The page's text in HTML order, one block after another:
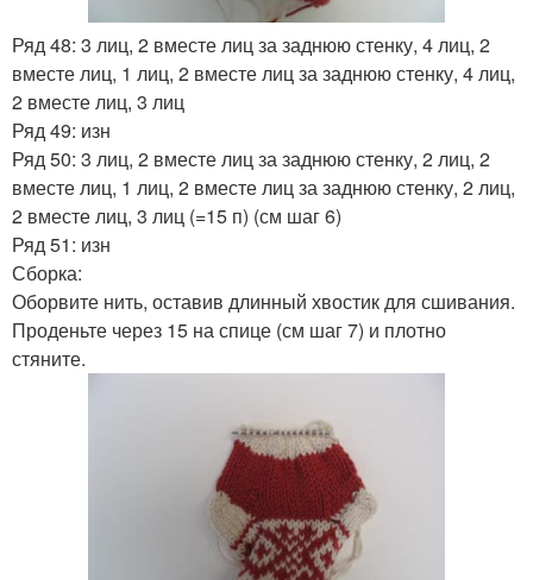
Ряд 48: 3 лиц, 2 вместе лиц за заднюю стенку, 4 лиц, 2
вместе лиц, 1 лиц, 2 вместе лиц за заднюю стенку, 4 лиц,
2 вместе лиц, 3 лиц
Ряд 49: изн
Ряд 50: 3 лиц, 2 вместе лиц за заднюю стенку, 2 лиц, 2
вместе лиц, 1 лиц, 2 вместе лиц за заднюю стенку, 2 лиц,
2 вместе лиц, 3 лиц (=15 п) (см шаг 6)
Ряд 51: изн
Сборка:
Оборвите нить, оставив длинный хвостик для сшивания.
Проденьте через 15 на спице (см шаг 7) и плотно
стяните.